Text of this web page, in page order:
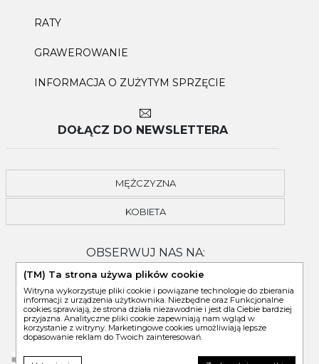
RATY
GRAWEROWANIE
INFORMACJA O ZUŻYTYM SPRZĘCIE
DOŁĄCZ DO NEWSLETTERA
MĘŻCZYZNA
KOBIETA
OBSERWUJ NAS NA:
(TM) Ta strona używa plików cookie
Witryna wykorzystuje pliki cookie i powiązane technologie do zbierania
informacji z urządzenia użytkownika. Niezbędne oraz Funkcjonalne
cookies sprawiają, że strona działa niezawodnie i jest dla Ciebie bardziej
przyjazna. Analityczne pliki cookie zapewniają nam wgląd w
korzystanie z witryny. Marketingowe cookies umożliwiają lepsze
dopasowanie reklam do Twoich zainteresowań.